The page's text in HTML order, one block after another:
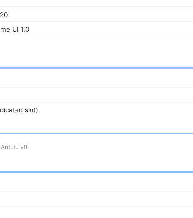
UI 1.0
slot)
Antutu v8